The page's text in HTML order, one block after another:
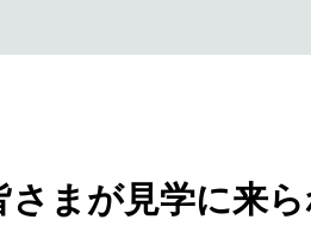
さまが見学に来